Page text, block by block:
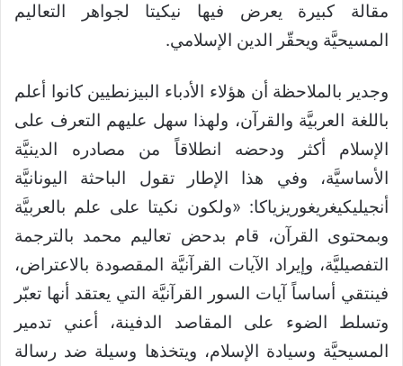
مقالة كبيرة يعرض فيها نيكيتا لجواهر التعاليم
المسيحيَّة ويحقّر الدين الإسلامي.
وجدير بالملاحظة أن هؤلاء الأدباء البيزنطيين كانوا أعلم
باللغة العربيَّة والقرآن، ولهذا سهل عليهم التعرف على
الإسلام أكثر ودحضه انطلاقاً من مصادره الدينيَّة
الأساسيَّة، وفي هذا الإطار تقول الباحثة اليونانيَّة
أنجيليكيغريغوريزياكا: «ولكون نكيتا على علم بالعربيَّة
وبمحتوى القرآن، قام بدحض تعاليم محمد بالترجمة
التفصيليَّة، وإيراد الآيات القرآنيَّة المقصودة بالاعتراض،
فينتقي أساساً آيات السور القرآنيَّة التي يعتقد أنها تعبّر
وتسلط الضوء على المقاصد الدفينة، أعني تدمير
المسيحيَّة وسيادة الإسلام، ويتخذها وسيلة ضد رسالة